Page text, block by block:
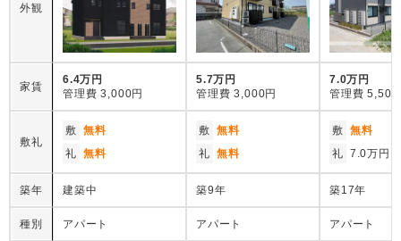
外観
家賃
6.4万円
管理費 3,000円
5.7万円
管理費 3,000円
7.0万円
管理費 5,500
敷礼
敷 無料
礼 無料
敷 無料
礼 無料
敷 無料
礼 7.0万円
築年 建築中 築9年 築17年
種別 アパート アパート アパート